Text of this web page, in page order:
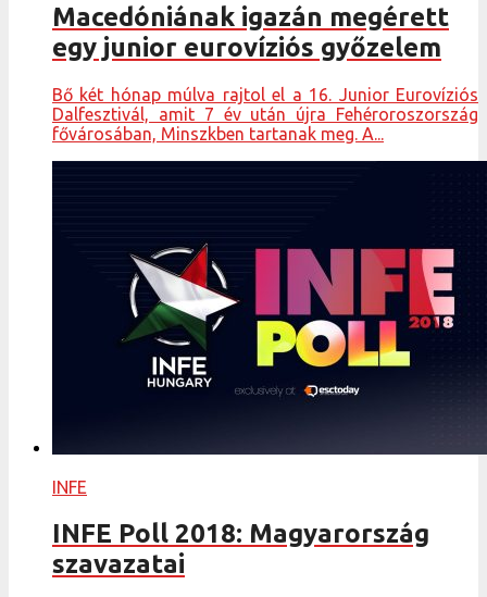
Macedóniának igazán megérett
egy junior eurovíziós győzelem
Bő két hónap múlva rajtol el a 16. Junior Eurovíziós
Dalfesztivál, amit 7 év után újra Fehéroroszország
fővárosában, Minszkben tartanak meg. A...
INFE
INFE Poll 2018: Magyarország
szavazatai